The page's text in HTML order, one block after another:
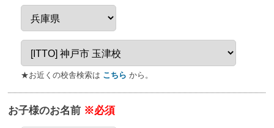
★お近くの校舎検索は こちら から。
お子様のお名前 ※必須